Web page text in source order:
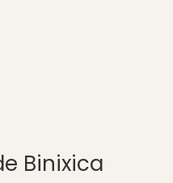
Binixica